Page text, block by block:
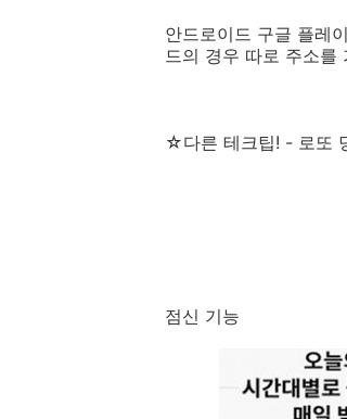
안드로이드 구글 플레
드의 경우 따로 주소를
☆다른 테크팁! - 로또
점신 기능